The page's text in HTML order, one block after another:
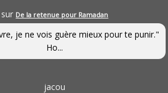
sur De la retenue pour Ramadan
je ne vois guère mieux pour te punir."
Ho...
jacou